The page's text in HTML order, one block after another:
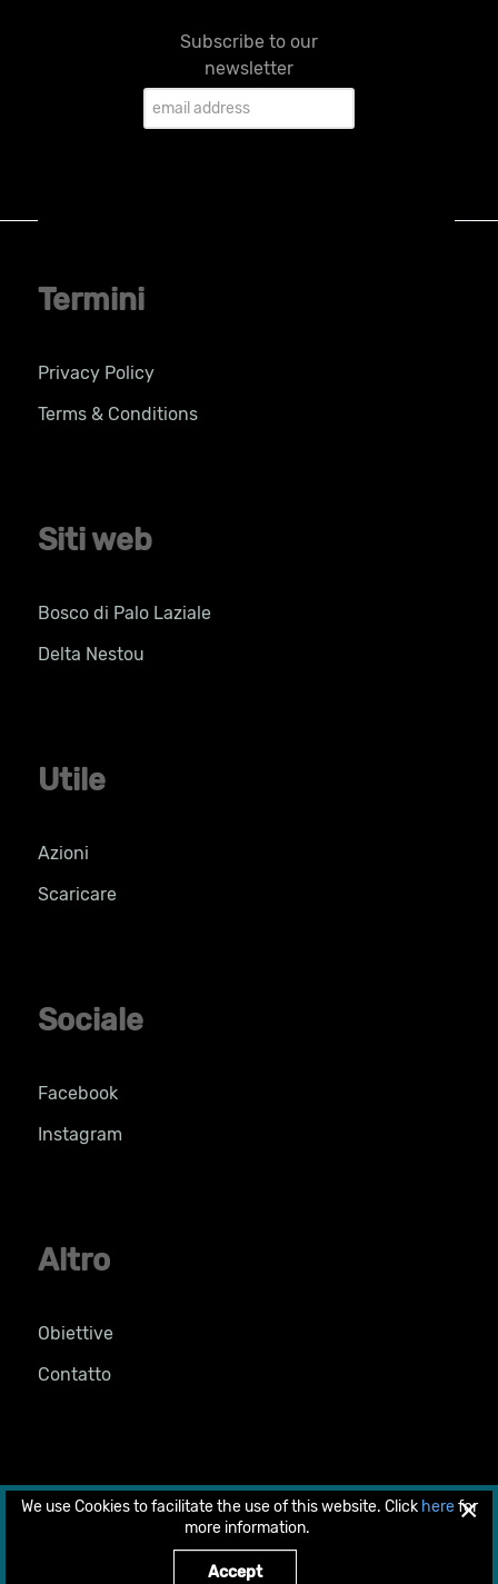
Subscribe to our
newsletter
Termini
Privacy Policy
Terms & Conditions
Siti web
Bosco di Palo Laziale
Delta Nestou
Utile
Azioni
Scaricare
Sociale
Facebook
Instagram
Altro
Obiettive
Contatto
© 2026 Copyright 2018 by LIFE PRIMED. All rights
reserved.
Designed & developed by
×
We use Cookies to facilitate the use of this website. Click herefor
more information.
Accept